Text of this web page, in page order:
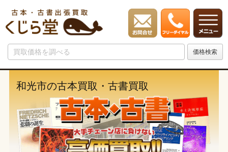
和光市の古本買取・古書買取